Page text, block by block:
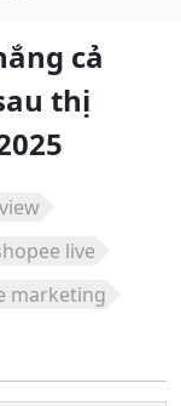
cả
thị
live
marketing